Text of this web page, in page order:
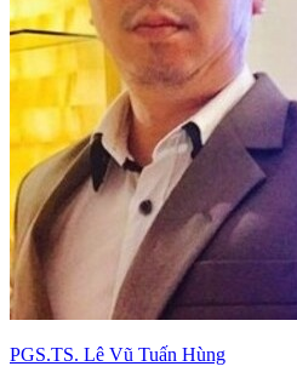
PGS.TS. Lê Vũ Tuấn Hùng